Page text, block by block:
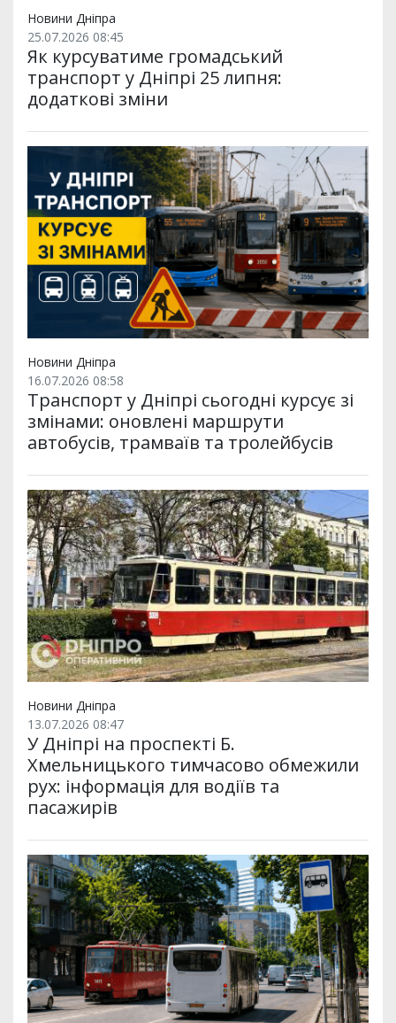
Новини Дніпра
25.07.2026 08:45
Як курсуватиме громадський
транспорт у Дніпрі 25 липня:
додаткові зміни
Новини Дніпра
16.07.2026 08:58
Транспорт у Дніпрі сьогодні курсує зі
змінами: оновлені маршрути
автобусів, трамваїв та тролейбусів
Новини Дніпра
13.07.2026 08:47
У Дніпрі на проспекті Б.
Хмельницького тимчасово обмежили
рух: інформація для водіїв та
пасажирів